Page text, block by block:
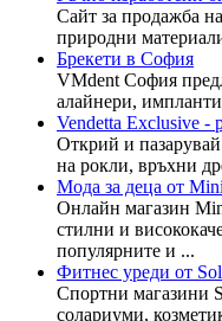
Сайт за продажба
природни
Брекети в София
VMdent София
алайнери,
Vendetta Exclusive -
Открий и
на рокли, връхни
Мода за деца от
Онлайн магазин
стилни и
популярните и ...
Фитнес уреди от
Спортни магазини
солариуми,